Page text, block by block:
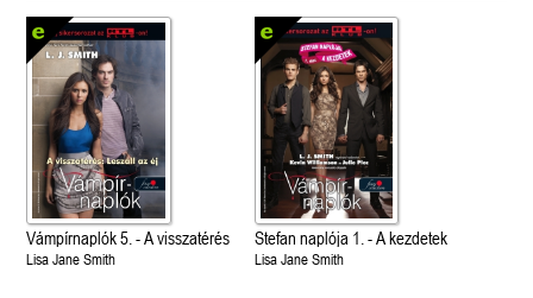
Vámpírnaplók 5. - A visszatérés
Lisa Jane Smith
Stefan naplója 1. - A kezdetek
Lisa Jane Smith